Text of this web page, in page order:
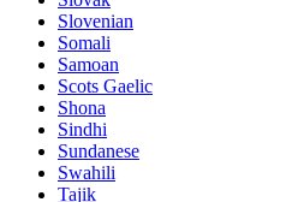
Slovenian
Somali
Samoan
Scots Gaelic
Shona
Sindhi
Sundanese
Swahili
Tajik